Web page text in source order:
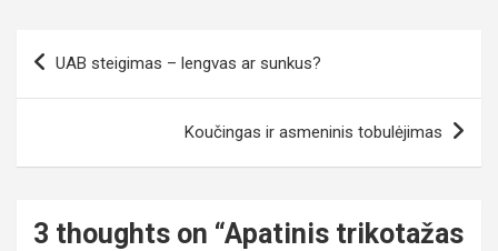
Navigacija
tarp
UAB steigimas – lengvas ar sunkus?
Koučingas ir asmeninis tobulėjimas
3 thoughts on “Apatinis trikotažas